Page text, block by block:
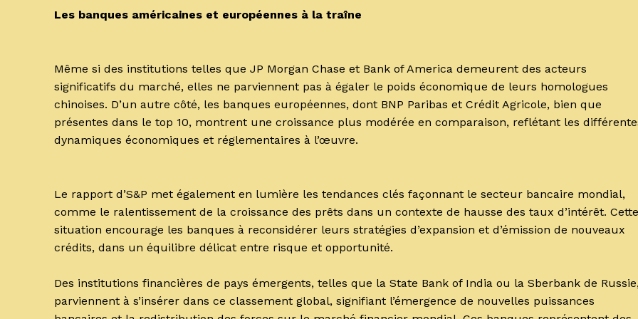
Les banques américaines et européennes à la traîne
Même si des institutions telles que JP Morgan Chase et Bank of America demeurent des acteurs
significatifs du marché, elles ne parviennent pas à égaler le poids économique de leurs homologues
chinoises. D’un autre côté, les banques européennes, dont BNP Paribas et Crédit Agricole, bien que
présentes dans le top 10, montrent une croissance plus modérée en comparaison, reflétant les
dynamiques économiques et réglementaires à l’œuvre.
Le rapport d’S&P met également en lumière les tendances clés façonnant le secteur bancaire mondial,
comme le ralentissement de la croissance des prêts dans un contexte de hausse des taux d’intérêt. Cette
situation encourage les banques à reconsidérer leurs stratégies d’expansion et d’émission de nouveaux
crédits, dans un équilibre délicat entre risque et opportunité.
Des institutions financières de pays émergents, telles que la State Bank of India ou la Sberbank de
parviennent à s’insérer dans ce classement global, signifiant l’émergence de nouvelles puissances